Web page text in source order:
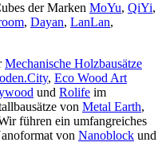
der Marken MoYu, QiYi,
, Dayan, LanLan,
Mechanische Holzbausätze
, Eco Wood Art
und Rolife im
von Metal Earth,
führen ein umfangreiches
von Nanoblock und